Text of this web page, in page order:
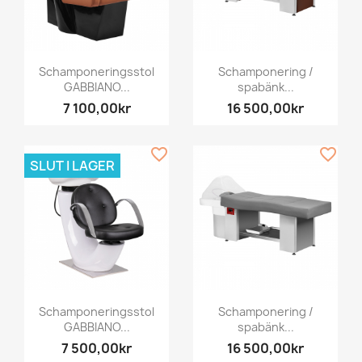
Schamponeringsstol
GABBIANO...
7 100,00kr
Schamponering /
spabänk...
16 500,00kr
Schamponeringsstol
GABBIANO...
7 500,00kr
SLUT I LAGER
favorite_border
Schamponering /
spabänk...
16 500,00kr
favorite_border